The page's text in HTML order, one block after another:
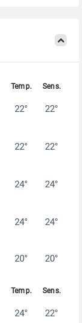
22° 22°
22° 22°
24° 24°
24° 24°
20° 20°
24° 22°